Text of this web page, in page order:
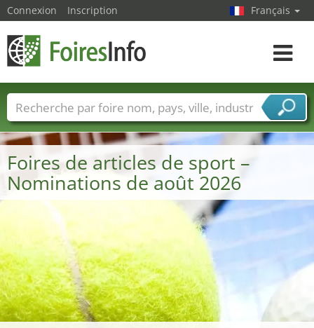
Foires de articles de sport –
Nominations de août 2026
Connexion Inscription Français
Toggle
Foire noms Pays Villes
Secteurs de foire
Secteurs du fournisseur de services